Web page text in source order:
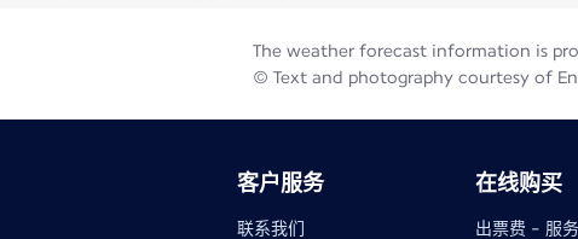
The weather forecast information is
© Text and photography courtesy of
客户服务
联系我们
在线购买
出票费 - 服